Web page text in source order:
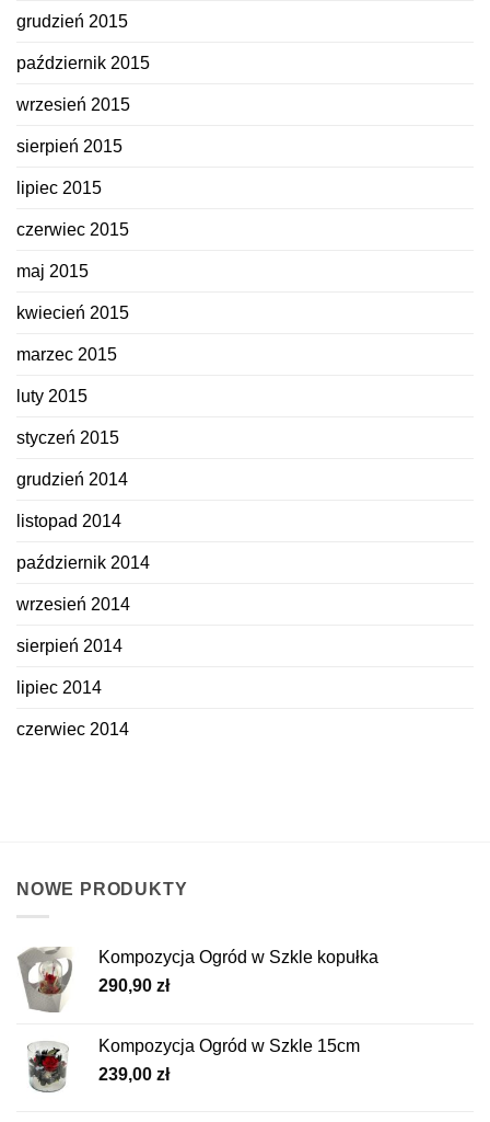
grudzień 2015
październik 2015
wrzesień 2015
sierpień 2015
lipiec 2015
czerwiec 2015
maj 2015
kwiecień 2015
marzec 2015
luty 2015
styczeń 2015
grudzień 2014
listopad 2014
październik 2014
wrzesień 2014
sierpień 2014
lipiec 2014
czerwiec 2014
NOWE PRODUKTY
Kompozycja Ogród w Szkle kopułka
290,90 zł
Kompozycja Ogród w Szkle 15cm
239,00 zł